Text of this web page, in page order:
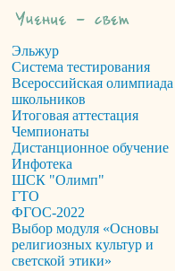
Эльжур
Система тестирования
Всероссийская олимпиада
школьников
Итоговая аттестация
Чемпионаты
Дистанционное обучение
Инфотека
ШСК "Олимп"
ГТО
ФГОС-2022
Выбор модуля «Основы
религиозных культур и
светской этики»